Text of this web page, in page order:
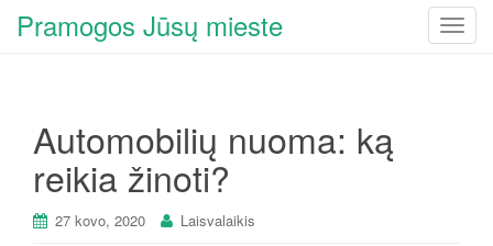
T
Pramogos Jūsų mieste
Automobilių nuoma: ką
reikia žinoti?
27 kovo, 2020 Laisvalaikis